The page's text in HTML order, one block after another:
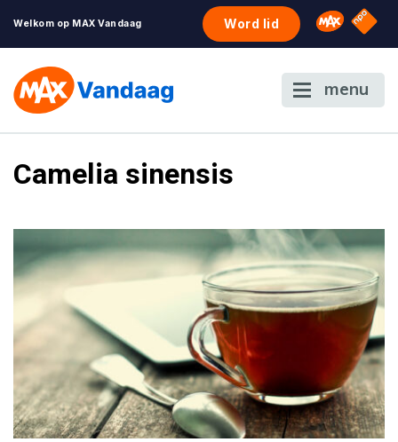
Welkom op MAX Vandaag Word lid Omroep
NPO
menu
Camelia sinensis